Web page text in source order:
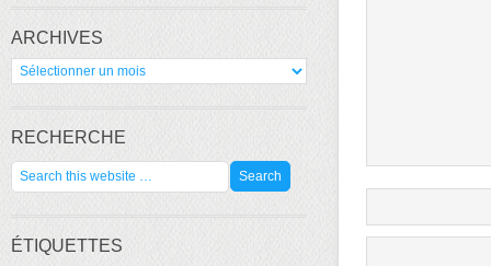
ARCHIVES
Archives
RECHERCHE
ÉTIQUETTES